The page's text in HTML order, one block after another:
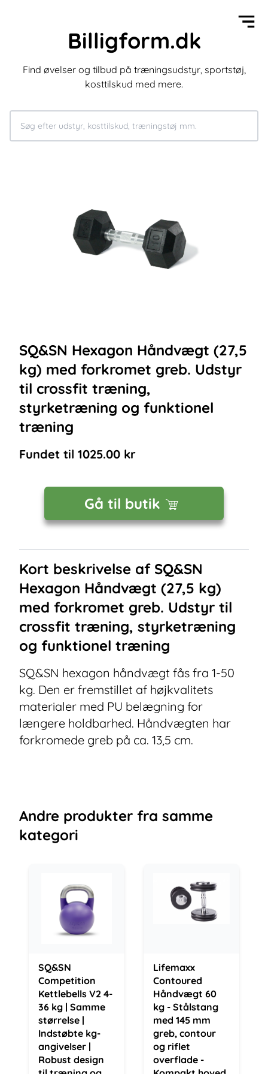
Billigform.dk
Find øvelser og tilbud på træningsudstyr, sportstøj,
kosttilskud med mere.
SQ&SN Hexagon Håndvægt (27,5
kg) med forkromet greb. Udstyr
til crossfit træning,
styrketræning og funktionel
træning
Fundet til 1025.00 kr
Gå til butik
Kort beskrivelse af SQ&SN
Hexagon Håndvægt (27,5 kg)
med forkromet greb. Udstyr til
crossfit træning, styrketræning
og funktionel træning
SQ&SN hexagon håndvægt fås fra 1-50
kg. Den er fremstillet af højkvalitets
materialer med PU belægning for
længere holdbarhed. Håndvægten har
forkromede greb på ca. 13,5 cm.
Andre produkter fra samme
kategori
SQ&SN
Competition
Kettlebells V2 4-
36 kg | Samme
størrelse |
Indstøbte kg-
angivelser |
Robust design
Lifemaxx
Contoured
Håndvægt 60
kg - Stålstang
med 145 mm
greb, contour
og riflet
overflade -